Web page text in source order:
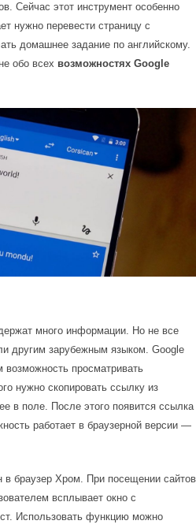
Сейчас этот инструмент особенно
нужно перевести страницу с
домашнее задание по английскому.
обо всех возможностях Google
много информации. Но не все
другим зарубежным языком. Google
возможность просматривать
нужно скопировать ссылку из
в поле. После этого появится ссылка
работает в браузерной версии —
в браузер Хром. При посещении сайтов
всплывает окно с
Использовать функцию можно